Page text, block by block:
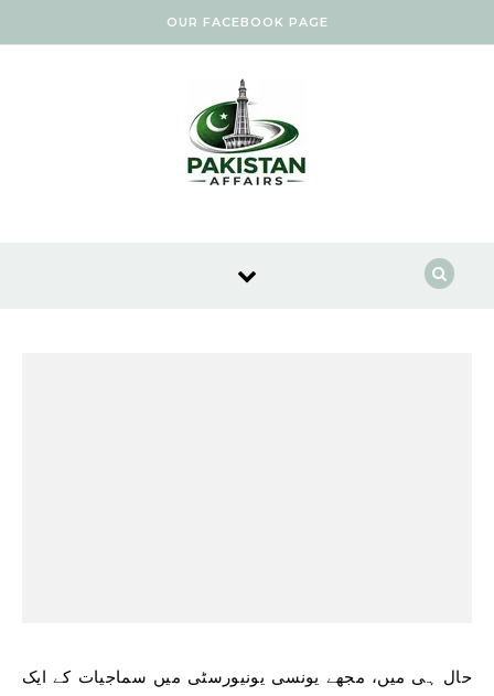
OUR FACEBOOK PAGE
حال ہی میں، مجھے یونسی یونیورسٹی میں سماجیات کے ایک